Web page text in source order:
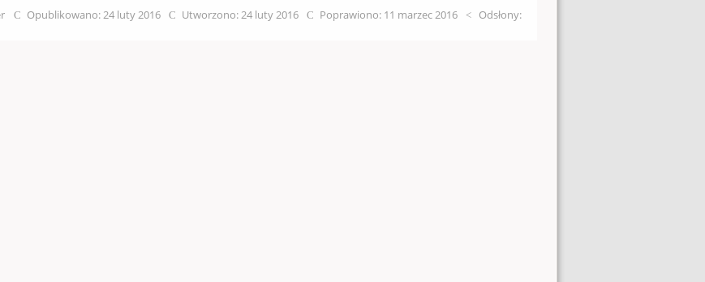
Opublikowano: 24 luty 2016 Utworzono: 24 luty 2016 Poprawiono: 11 marzec 2016
Odsłony: